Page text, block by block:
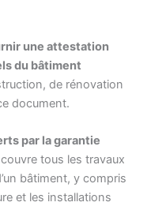
une attestation
du bâtiment
de rénovation
document.
par la garantie
tous les travaux
bâtiment, y compris
et les installations